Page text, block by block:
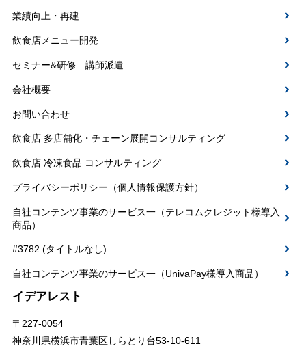
業績向上・再建
飲食店メニュー開発
セミナー&研修 講師派遣
会社概要
お問い合わせ
飲食店 多店舗化・チェーン展開コンサルティング
飲食店 冷凍食品 コンサルティング
プライバシーポリシー（個人情報保護方針）
自社コンテンツ事業のサービス一（テレコムクレジット様導入
商品）
#3782 (タイトルなし)
自社コンテンツ事業のサービス一（UnivaPay様導入商品）
イデアレスト
〒227-0054
神奈川県横浜市青葉区しらとり台53-10-611